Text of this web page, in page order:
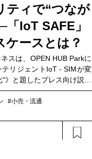
た。この実証実験に深く関
プロジェクトの成功要因
伺いました。
ティで“つなが
IoT SAFE」
ケースとは？
スは、OPEN HUB Parkに
リジェントIoT - SIMが変
》と題したプレス向け説明
ネスがこれまで培ってき
とで、IoT機器の高度化を
みが、実証実験の成果も
レポートします。
#小売・流通